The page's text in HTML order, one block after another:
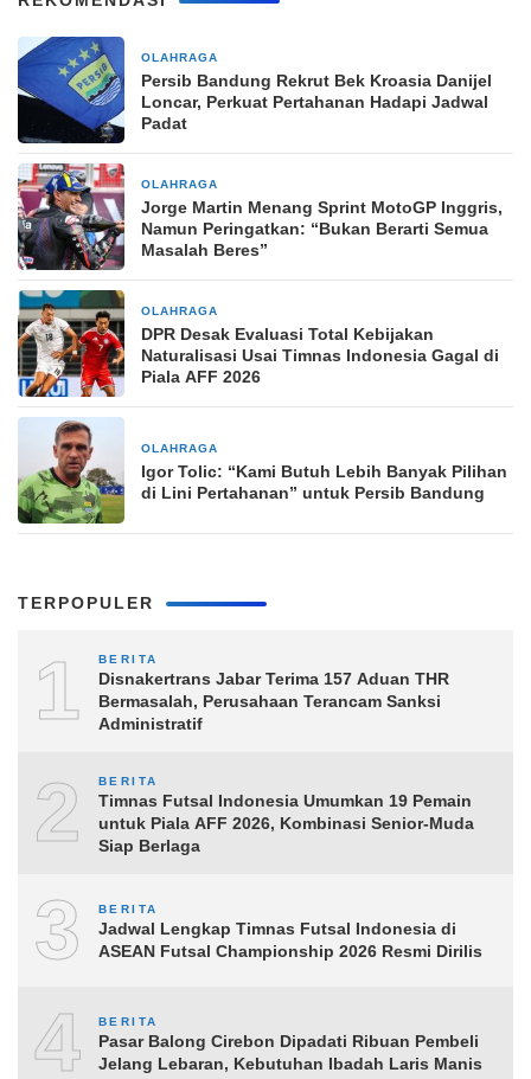
OLAHRAGA
Persib Bandung Rekrut Bek Kroasia Danijel
Loncar, Perkuat Pertahanan Hadapi Jadwal
Padat
OLAHRAGA
Jorge Martin Menang Sprint MotoGP Inggris,
Namun Peringatkan: “Bukan Berarti Semua
Masalah Beres”
OLAHRAGA
DPR Desak Evaluasi Total Kebijakan
Naturalisasi Usai Timnas Indonesia Gagal di
Piala AFF 2026
OLAHRAGA
Igor Tolic: “Kami Butuh Lebih Banyak Pilihan
di Lini Pertahanan” untuk Persib Bandung
TERPOPULER
1 BERITA
Disnakertrans Jabar Terima 157 Aduan THR
Bermasalah, Perusahaan Terancam Sanksi
Administratif
2 BERITA
Timnas Futsal Indonesia Umumkan 19 Pemain
untuk Piala AFF 2026, Kombinasi Senior-Muda
Siap Berlaga
3 BERITA
Jadwal Lengkap Timnas Futsal Indonesia di
ASEAN Futsal Championship 2026 Resmi Dirilis
4 BERITA
Pasar Balong Cirebon Dipadati Ribuan Pembeli
Jelang Lebaran, Kebutuhan Ibadah Laris Manis